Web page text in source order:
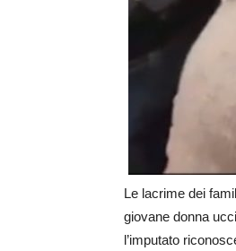
Le lacrime dei
giovane donna
l’imputato